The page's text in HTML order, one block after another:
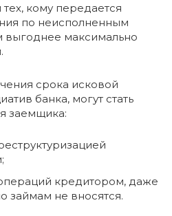
кому передается
по неисполненным
выгоднее максимально
срока исковой
банка, могут стать
заемщика:
кредитором, даже
займам не вносятся.